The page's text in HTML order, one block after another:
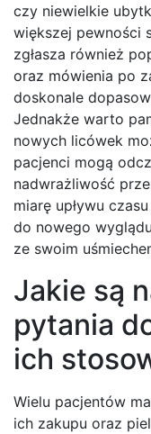
czy niewielkie
większej pewności
zgłasza również
oraz mówienia po
doskonale
Jednakże warto
nowych licówek
pacjenci mogą
nadwrażliwość
miarę upływu
do nowego
ze swoim
Jakie są
pytania
ich
Wielu pacjentów
ich zakupu oraz